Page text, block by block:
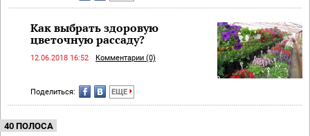
Как выбрать здоровую
цветочную рассаду?
12.06.2018 16:52 Комментарии (0)
Поделиться: ЕЩЕ
40 ПОЛОСА